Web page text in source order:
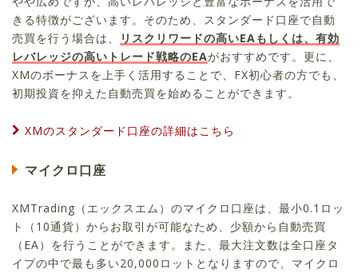
きる特徴がございます。そのため、スタンダード口座で自動
売買を行う場合は、
リスクリワードの高いEAもしくは、有効
レバレッジの高いトレード戦略のEAがおすすめです。更に、
XMのボーナスを上手く活用することで、FX初心者の方でも、
初期投資を抑えた自動売買を始めることができます。
XMのスタンダード口座の詳細はこちら
マイクロ口座
XMTrading（エックスエム）のマイクロ口座は、最小0.1ロッ
ト（10通貨）からお取引が可能なため、少額から自動売買
（EA）を行うことができます。また、最大注文数は全口座タ
イプの中で最も多い20,000ロットとなりますので、マイクロ